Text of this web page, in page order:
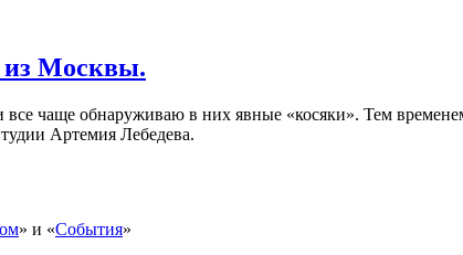
из Москвы.
чаще обнаруживаю в них явные «косяки». Тем
Артемия Лебедева.
» и «События»